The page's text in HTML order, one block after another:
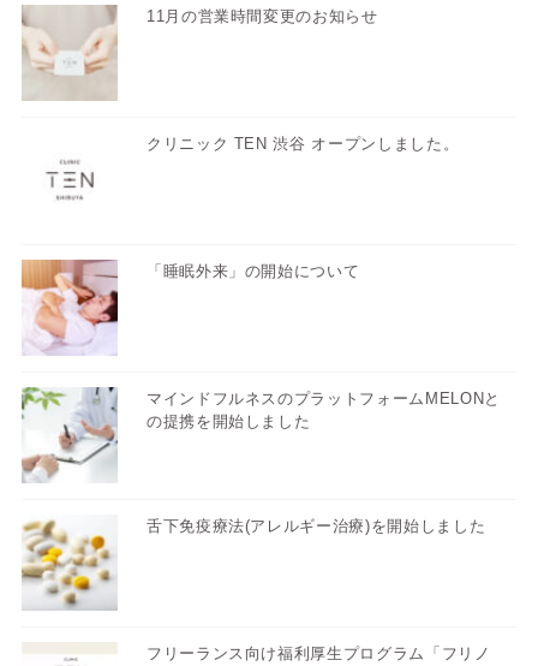
11月の営業時間変更のお知らせ
クリニック TEN 渋谷 オープンしました。
「睡眠外来」の開始について
マインドフルネスのプラットフォームMELONと
の提携を開始しました
舌下免疫療法(アレルギー治療)を開始しました
フリーランス向け福利厚生プログラム「フリノ